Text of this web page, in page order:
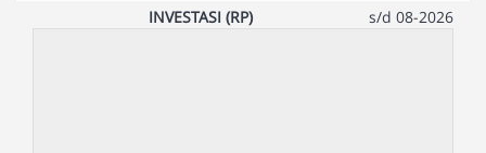
INVESTASI (RP) s/d 08-2026